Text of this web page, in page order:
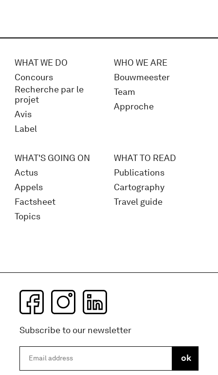
WHAT WE DO
Concours
Recherche par le
projet
Avis
Label
WHO WE ARE
Bouwmeester
Team
Approche
WHAT'S GOING ON
Actus
Appels
Factsheet
Topics
WHAT TO READ
Publications
Cartography
Travel guide
Subscribe to our newsletter